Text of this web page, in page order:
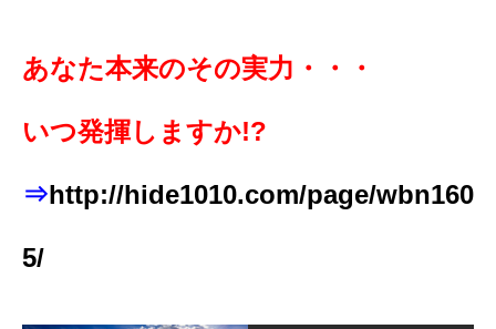
あなた本来のその実力・・・
いつ発揮しますか!?
⇒http://hide1010.com/page/wbn160
5/